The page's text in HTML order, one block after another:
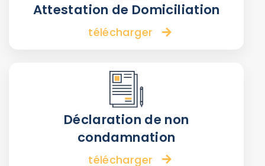
Attestation de Domiciliation
télécharger
Déclaration de non
condamnation
télécharger